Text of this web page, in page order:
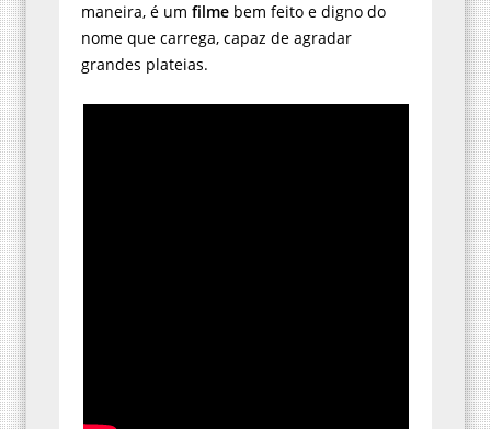
maneira, é um filme bem feito e digno do
nome que carrega, capaz de agradar
grandes plateias.